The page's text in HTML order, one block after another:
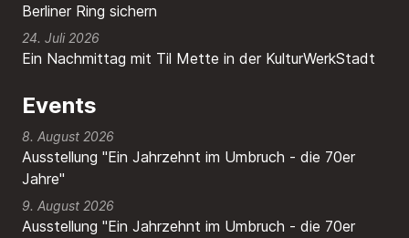
Berliner Ring sichern
Ein Nachmittag mit Til Mette in der KulturWerkStadt
24. Juli 2026
Events
8. August 2026
Ausstellung "Ein Jahrzehnt im Umbruch - die 70er
Jahre"
9. August 2026
Ausstellung "Ein Jahrzehnt im Umbruch - die 70er